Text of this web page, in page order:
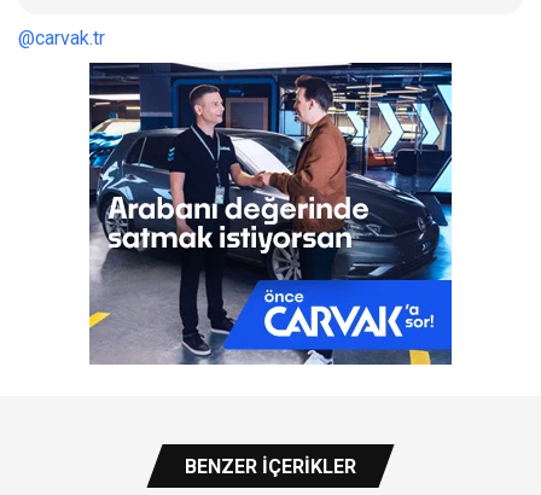
@carvak.tr
BENZER İÇERIKLER